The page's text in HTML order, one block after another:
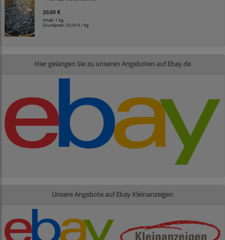
20,00 €
Inhalt: 1 Kg
Grundpreis: 20,00 € / Kg
Hier gelangen Sie zu unseren Angeboten auf Ebay.de
Unsere Angebote auf Ebay Kleinanzeigen